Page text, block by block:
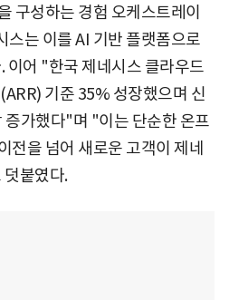
구성하는 경험 오케스트레이
는 이를 AI 기반 플랫폼으로
이어 "한국 제네시스 클라우드
기준 35% 성장했으며 신
증가했다"며 "이는 단순한 온프
전을 넘어 새로운 고객이 제네
붙였다.